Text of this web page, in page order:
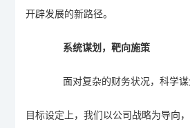
开辟发展的新路径。
系统谋划，靶向施策
面对复杂的财务状况，科学
目标设定上，我们以公司战略为导向